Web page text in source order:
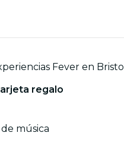
Fever en Bristol
regalo
música